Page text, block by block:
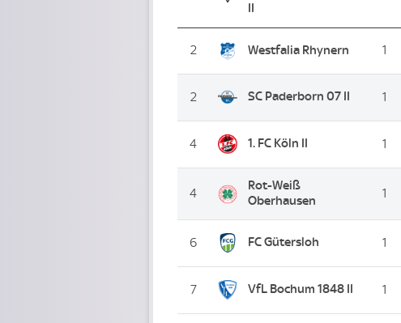
II
2 Westfalia Rhynern 1
2 SC Paderborn 07 II 1
4 1. FC Köln II 1
4
Rot-Weiß
Oberhausen
1
6 FC Gütersloh 1
7 VfL Bochum 1848 II 1